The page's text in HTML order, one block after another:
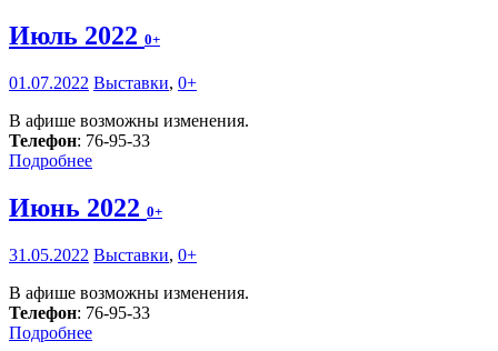
Июль 2022 0+
01.07.2022 Выставки, 0+
В афише возможны изменения.
Телефон: 76-95-33
Подробнее
Июнь 2022 0+
31.05.2022 Выставки, 0+
В афише возможны изменения.
Телефон: 76-95-33
Подробнее